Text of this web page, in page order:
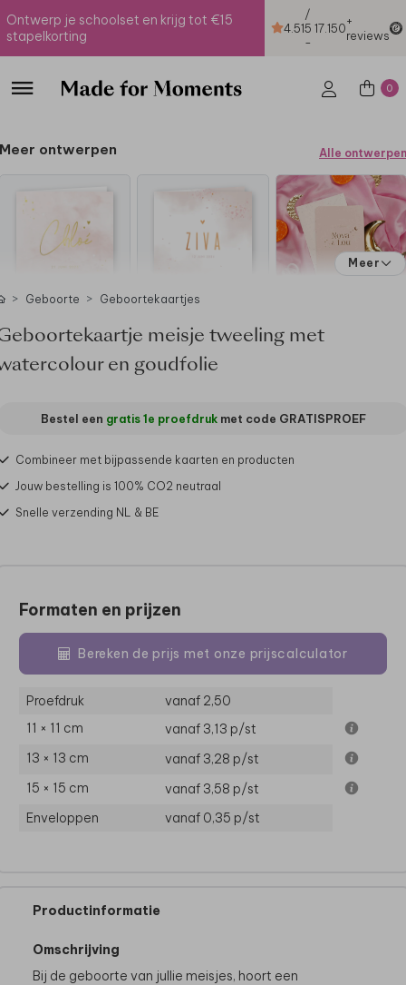
Ontwerp je schoolset en krijg tot €15
stapelkorting
4.51
/
5
-
17.150+
reviews
0
Meer ontwerpen Alle ontwerpen
Meer
Geboorte Geboortekaartjes
meisje tweeling met
en goudfolie
Bestel een gratis 1e proefdrukmet code GRATISPROEF
Combineer met bijpassende kaarten en producten
Jouw bestelling is 100% CO2 neutraal
Snelle verzending NL & BE
Formaten en prijzen
Bereken de prijs met onze prijscalculator
Proefdruk
vanaf 2,50
11 × 11 cm
vanaf 3,13 p/st
13 × 13 cm
vanaf 3,28 p/st
15 × 15 cm
vanaf 3,58 p/st
Enveloppen
vanaf 0,35 p/st
Productinformatie
Omschrijving
Bij de geboorte van jullie meisjes, hoort een